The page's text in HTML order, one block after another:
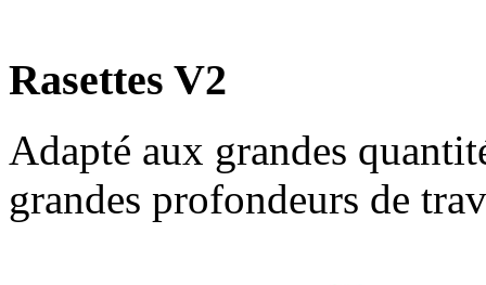
Rasettes V2
Adapté aux grandes
grandes profondeurs de